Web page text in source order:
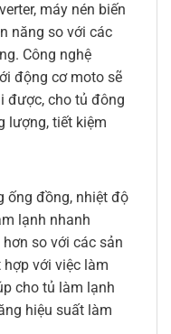
máy nén biến
năng so với các
Công nghệ
động cơ moto sẽ
được, cho tủ đông
lượng, tiết kiệm
ống đồng, nhiệt độ
lạnh nhanh
so với các sản
với việc làm
cho tủ làm lạnh
hiệu suất làm